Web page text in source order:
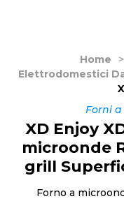
Home >
Elettrodomestici
Forni a
XD Enjoy
microonde
grill
Forno a